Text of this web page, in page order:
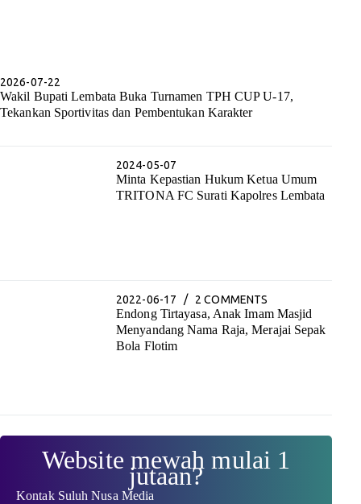
2026-07-22
Wakil Bupati Lembata Buka Turnamen TPH CUP U-17,
Tekankan Sportivitas dan Pembentukan Karakter
2024-05-07
Minta Kepastian Hukum Ketua Umum
TRITONA FC Surati Kapolres Lembata
2022-06-17 2 COMMENTS
Endong Tirtayasa, Anak Imam Masjid
Menyandang Nama Raja, Merajai Sepak
Bola Flotim
Website mewah mulai 1
jutaan?
Kontak Suluh Nusa Media